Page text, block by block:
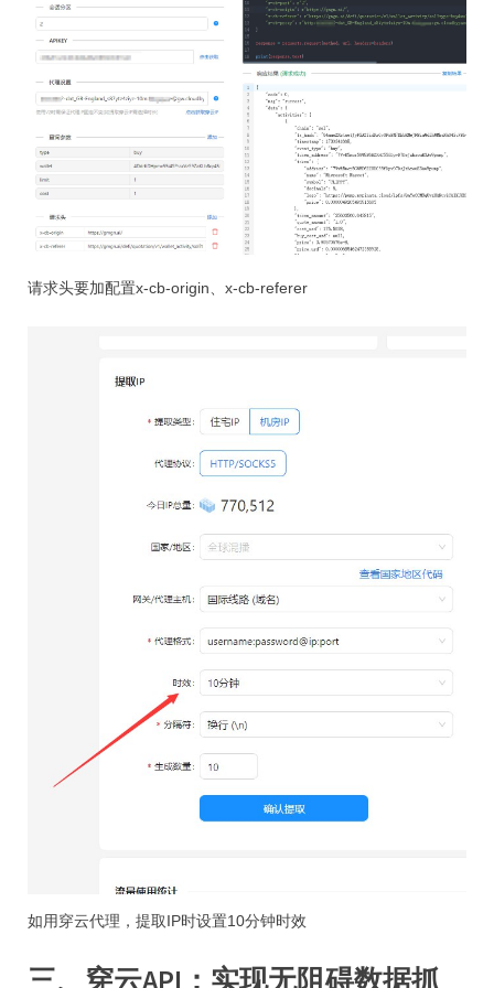
请求头要加配置x-cb-origin、x-cb-referer
如用穿云代理，提取IP时设置10分钟时效
三、穿云API：实现无阻碍数据抓